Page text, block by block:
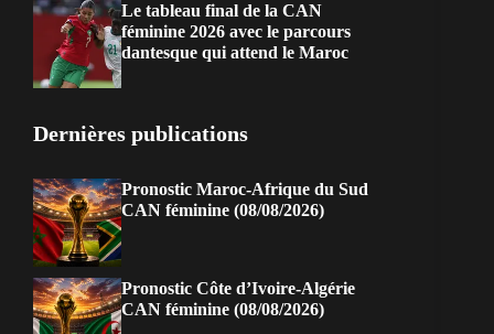
Le tableau final de la CAN
féminine 2026 avec le parcours
dantesque qui attend le Maroc
Dernières publications
Pronostic Maroc-Afrique du Sud
CAN féminine (08/08/2026)
Pronostic Côte d’Ivoire-Algérie
CAN féminine (08/08/2026)